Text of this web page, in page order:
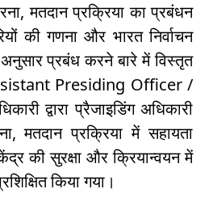
मतदान प्रक्रिया का प्रबंधन
की गणना और भारत निर्वाचन
प्रबंध करने बारे में विस्तृत
Presiding Officer /
द्वारा प्रैजाइडिंग अधिकारी
मतदान प्रक्रिया में सहायता
की सुरक्षा और क्रियान्वयन में
किया गया।